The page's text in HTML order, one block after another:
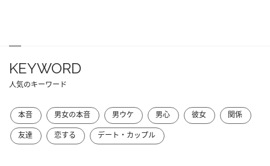
KEYWORD
人気のキーワード
本音 男女の本音 男ウケ 男心 彼女
関係
友達
恋する デート・カップル